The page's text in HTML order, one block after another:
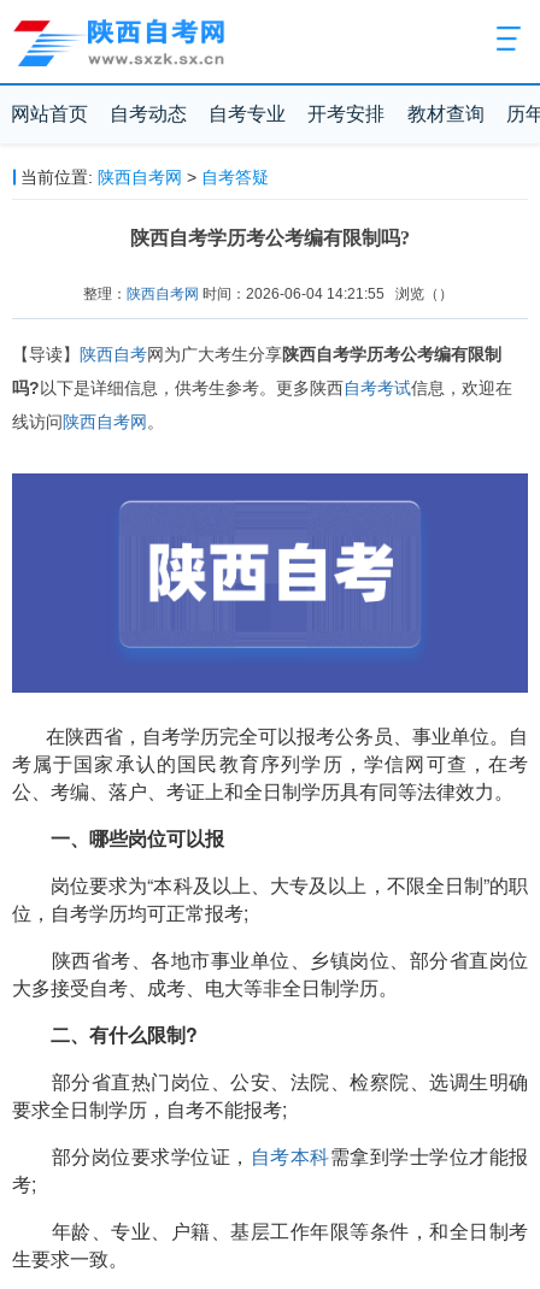
网站首页 自考动态 自考专业 开考安排 教材查询 历
当前位置: 陕西自考网 > 自考答疑
陕西自考学历考公考编有限制吗?
整理： 陕西自考网 时间：2026-06-04 14:21:55 浏览（ ）
【导读】 陕西自考网为广大考生分享陕西自考学历考公考编有限制
吗? 以下是详细信息，供考生参考。更多陕西自考考试信息，欢迎在
线访问 陕西自考网 。
在陕西省，自考学历完全可以报考公务员、事业单位。自
考属于国家承认的国民教育序列学历，学信网可查，在考
公、考编、落户、考证上和全日制学历具有同等法律效力。
一、哪些岗位可以报
岗位要求为“本科及以上、大专及以上，不限全日制”的职
位，自考学历均可正常报考;
陕西省考、各地市事业单位、乡镇岗位、部分省直岗位
大多接受自考、成考、电大等非全日制学历。
二、有什么限制?
部分省直热门岗位、公安、法院、检察院、选调生明确
要求全日制学历，自考不能报考;
部分岗位要求学位证， 自考本科需拿到学士学位才能报
考;
年龄、专业、户籍、基层工作年限等条件，和全日制考
生要求一致。